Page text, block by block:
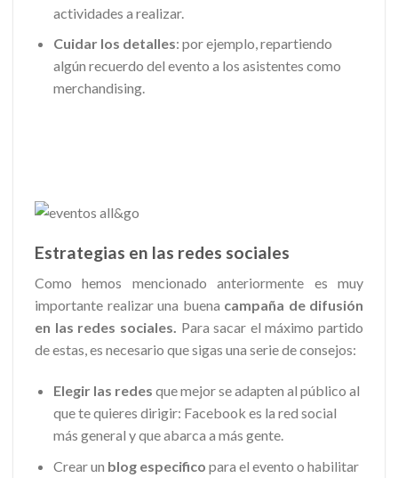
actividades a realizar.
Cuidar los detalles: por ejemplo, repartiendo
algún recuerdo del evento a los asistentes como
merchandising.
Estrategias en las redes sociales
Como hemos mencionado anteriormente es muy
importante realizar una buena campaña de difusión
en las redes sociales. Para sacar el máximo partido
de estas, es necesario que sigas una serie de consejos:
Elegir las redes que mejor se adapten al público al
que te quieres dirigir: Facebook es la red social
más general y que abarca a más gente.
Crear un blog especifico para el evento o habilitar